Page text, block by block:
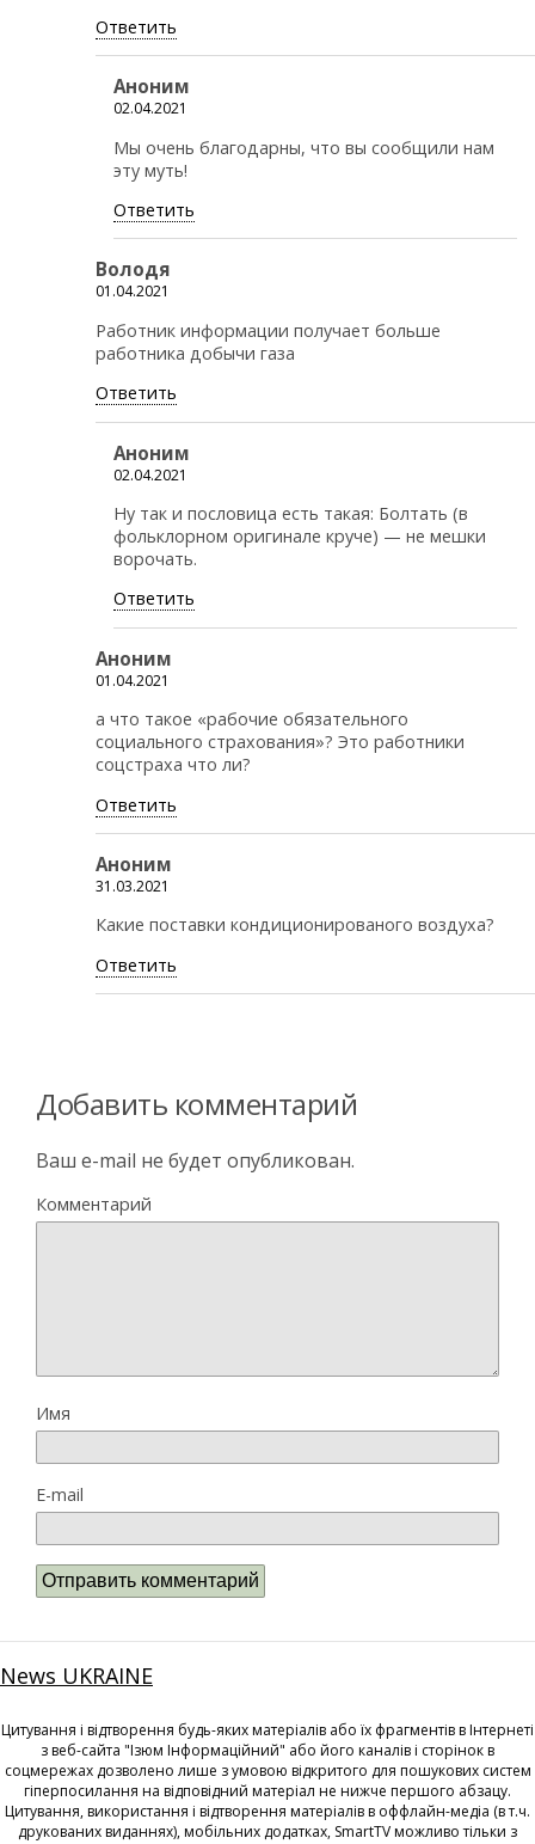
Ответить
Аноним
02.04.2021
Мы очень благодарны, что вы сообщили нам
эту муть!
Ответить
Володя
01.04.2021
Работник информации получает больше
работника добычи газа
Ответить
Аноним
02.04.2021
Ну так и пословица есть такая: Болтать (в
фольклорном оригинале круче) — не мешки
ворочать.
Ответить
Аноним
01.04.2021
а что такое «рабочие обязательного
социального страхования»? Это работники
соцстраха что ли?
Ответить
Аноним
31.03.2021
Какие поставки кондиционированого воздуха?
Ответить
Добавить комментарий
Ваш e-mail не будет опубликован.
Комментарий
Имя
E-mail
News UKRAINE
Цитування і відтворення будь-яких матеріалів або їх фрагментів в Інтернеті
з веб-сайта "Ізюм Інформаційний" або його каналів і сторінок в
соцмережах дозволено лише з умовою відкритого для пошукових систем
гіперпосилання на відповідний матеріал не нижче першого абзацу.
Цитування, використання і відтворення матеріалів в оффлайн-медіа (в т.ч.
друкованих виданнях), мобільних додатках, SmartTV можливо тільки з